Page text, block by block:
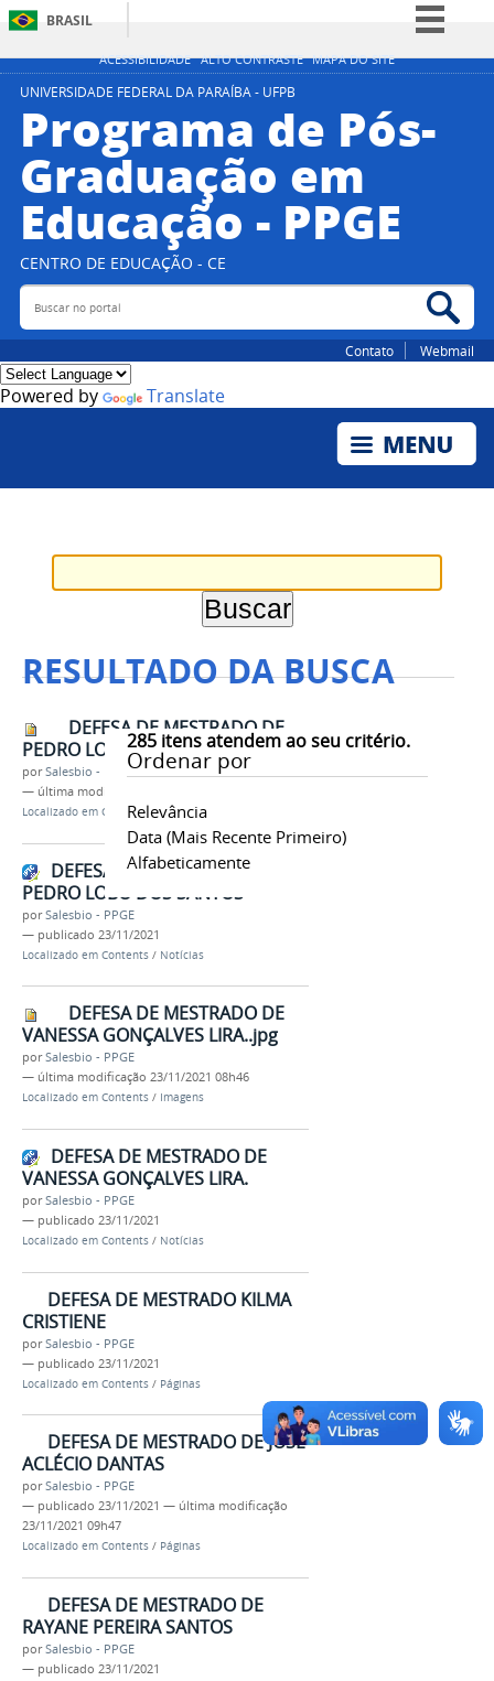
ACESSIBILIDADE ALTO CONTRASTE MAPA DO SITE
BRASIL
Simplifique!
Participe
Legislação
Canais
UNIVERSIDADE FEDERAL DA PARAÍBA - UFPB
Programa de Pós-
Graduação em
Educação - PPGE
CENTRO DE EDUCAÇÃO - CE
Buscar no portal
Contato Webmail
Powered by Translate
RESULTADO DA BUSCA
285itens atendem ao seu critério.
Ordenar por
Relevância
Data (mais Recente Primeiro)
Alfabeticamente
DEFESA DE MESTRADO DE
PEDRO LOBO DOS SANTOS.jpg
porSalesbio - PPGE
— última modificação
Localizado em Contents /Imagens
DEFESA DE MESTRADO DE
PEDRO LOBO DOS SANTOS
porSalesbio - PPGE
— publicado 23/11/2021
Localizado em Contents / Notícias
DEFESA DE MESTRADO DE
VANESSA GONÇALVES LIRA..jpg
porSalesbio - PPGE
— última modificação 23/11/2021 08h46
Localizado em Contents / Imagens
DEFESA DE MESTRADO DE
VANESSA GONÇALVES LIRA.
porSalesbio - PPGE
— publicado 23/11/2021
Localizado em Contents / Notícias
DEFESA DE MESTRADO KILMA
CRISTIENE
porSalesbio - PPGE
— publicado 23/11/2021
Localizado em Contents / Páginas
DEFESA DE MESTRADO DE JOSÉ
ACLÉCIO DANTAS
porSalesbio - PPGE
— publicado 23/11/2021 — última modificação
23/11/2021 09h47
Localizado em Contents / Páginas
DEFESA DE MESTRADO DE
RAYANE PEREIRA SANTOS
porSalesbio - PPGE
— publicado 23/11/2021